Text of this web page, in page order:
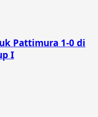
Pattimura 1-0 di
I